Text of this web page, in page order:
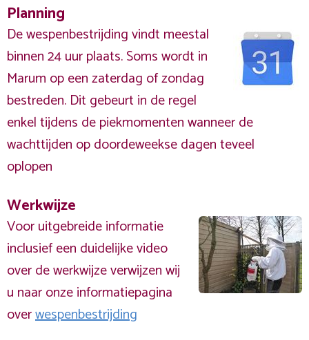
Planning
De wespenbestrijding vindt meestal
binnen 24 uur plaats. Soms wordt in
Marum op een zaterdag of zondag
bestreden. Dit gebeurt in de regel
enkel tijdens de piekmomenten wanneer de
wachttijden op doordeweekse dagen teveel
oplopen
Werkwijze
Voor uitgebreide informatie
inclusief een duidelijke video
over de werkwijze verwijzen wij
u naar onze informatiepagina
overwespenbestrijding